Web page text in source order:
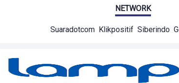
NETWORK
Suaradotcom Klikpositif Siberindo